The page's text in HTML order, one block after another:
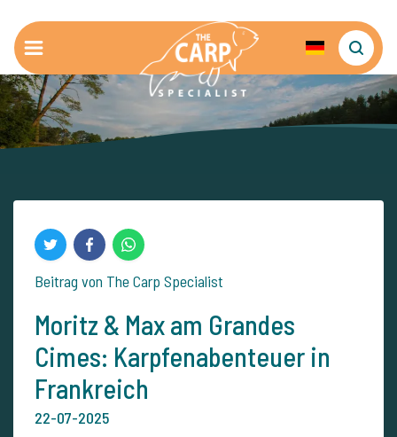
Beitrag von The Carp Specialist
Moritz & Max am Grandes
Cimes: Karpfenabenteuer in
Frankreich
22-07-2025